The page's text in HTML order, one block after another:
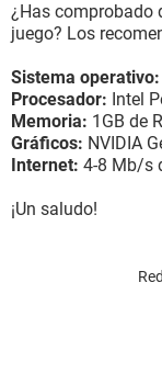
¿Has comprobado
juego? Los
Sistema operativo:
Procesador: Intel
Memoria: 1GB de
Gráficos: NVIDIA
Internet: 4-8 Mb/s
¡Un saludo!